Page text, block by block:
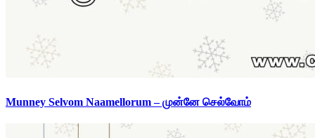
Munney Selvom Naamellorum – முன்னே செல்வோம்